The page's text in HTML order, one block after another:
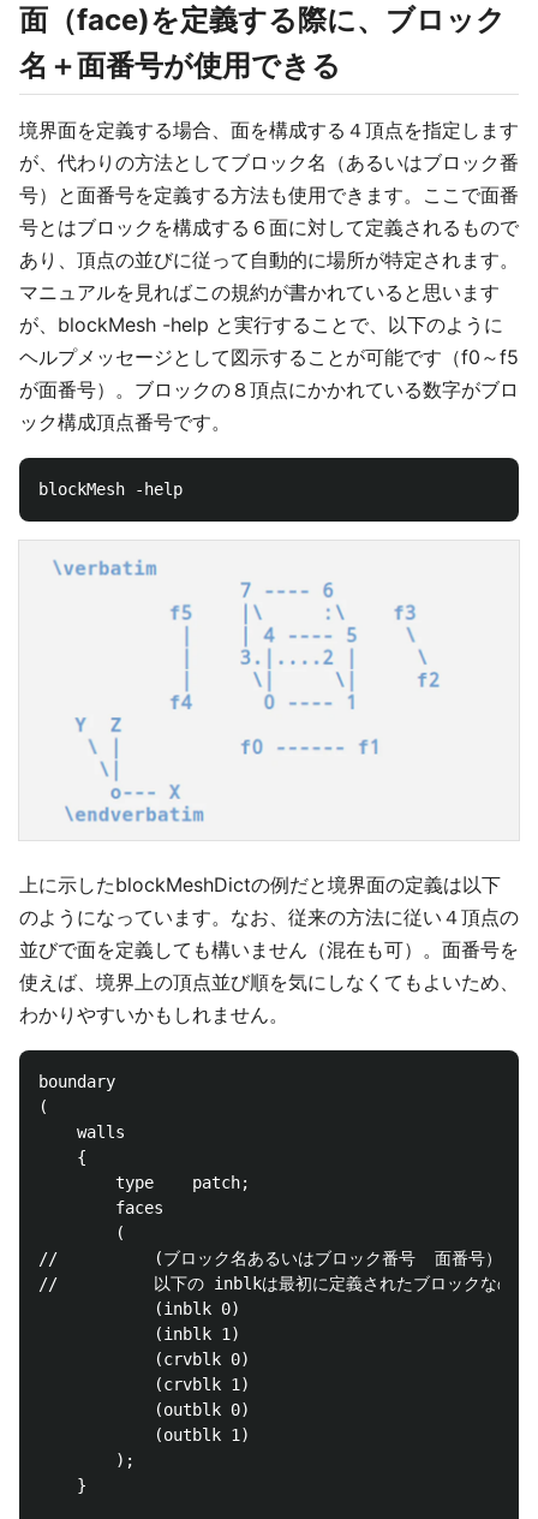
面（face)を定義する際に、ブロック
名＋面番号が使用できる
境界面を定義する場合、面を構成する４頂点を指定します
が、代わりの方法としてブロック名（あるいはブロック番
号）と面番号を定義する方法も使用できます。ここで面番
号とはブロックを構成する６面に対して定義されるもので
あり、頂点の並びに従って自動的に場所が特定されます。
マニュアルを見ればこの規約が書かれていると思います
が、blockMesh -help と実行することで、以下のように
ヘルプメッセージとして図示することが可能です（f0～f5
が面番号）。ブロックの８頂点にかかれている数字がブロ
ック構成頂点番号です。
上に示したblockMeshDictの例だと境界面の定義は以下
のようになっています。なお、従来の方法に従い４頂点の
並びで面を定義しても構いません（混在も可）。面番号を
使えば、境界上の頂点並び順を気にしなくてもよいため、
わかりやすいかもしれません。
boundary
(
    walls
    {
        type    patch;
        faces
        (
//          (ブロック名あるいはブロック番号  面番号）
//          以下の inblkは最初に定義されたブロックなのでブ
            (inblk 0)
            (inblk 1)
            (crvblk 0)
            (crvblk 1)
            (outblk 0)
            (outblk 1)
        );
    }